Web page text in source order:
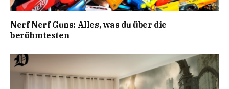
Nerf Nerf Guns: Alles, was du über die
berühmtesten